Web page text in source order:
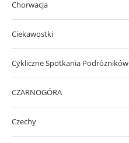
Chorwacja
Ciekawostki
Cykliczne Spotkania Podróżników
CZARNOGÓRA
Czechy